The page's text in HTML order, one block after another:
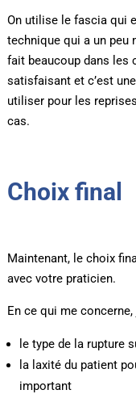
On utilise le fascia qui
technique qui a un peu
fait beaucoup dans les
satisfaisant et c’est
utiliser pour les
cas.
Choix final
Maintenant, le choix
avec votre praticien.
En ce qui me concerne,
le type de la rupture
la laxité du patient
important